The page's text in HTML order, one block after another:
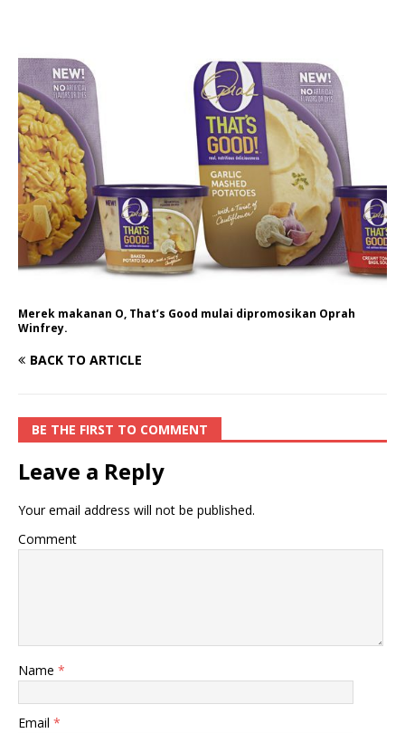
Merek makanan O, That’s Good mulai dipromosikan Oprah
Winfrey.
BACK TO ARTICLE
BE THE FIRST TO COMMENT
Leave a Reply
Your email address will not be published.
Comment
Name *
Email *